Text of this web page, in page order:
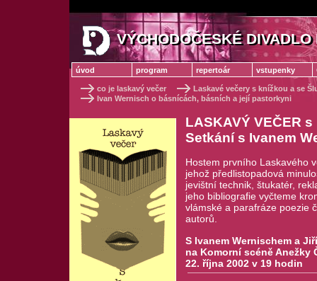
VÝCHODOČESKÉ
VÝCHODOČESKÉ DIVADLO
úvod program repertoár vstupenky
co je laskavý večer
Laskavé večery s knížkou a se
Ivan Wernisch o básnícách, básních a její pastorkyni
LASKAVÝ VEČER
Setkání s Ivanem
Hostem prvního Laskavého
jehož předlistopadová
jevištní technik, štukatér,
jeho bibliografie vyčteme
vlámské a parafráze poezie
autorů.
S Ivanem Wernischem a
na Komorní scéně Anežky
22. října 2002 v 19 hodin